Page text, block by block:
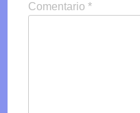
Comentario*